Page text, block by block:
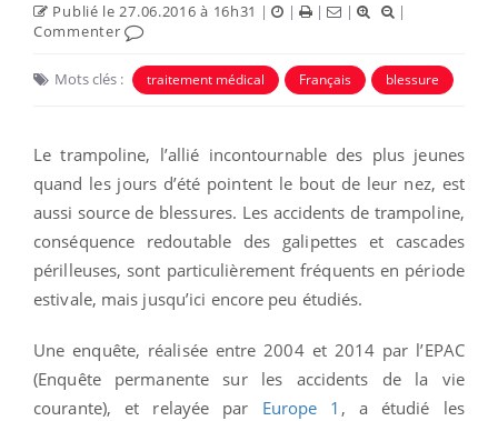
Publié le 27.06.2016 à 16h31 | | | |
|
Commenter
Mots clés : traitement médical Français blessure
Le trampoline, l’allié incontournable des plus jeunes
quand les jours d’été pointent le bout de leur nez, est
aussi source de blessures. Les accidents de trampoline,
conséquence redoutable des galipettes et cascades
périlleuses, sont particulièrement fréquents en période
estivale, mais jusqu’ici encore peu étudiés.
Une enquête, réalisée entre 2004 et 2014 par l’EPAC
(Enquête permanente sur les accidents de la vie
courante), et relayée par Europe 1 , a étudié les